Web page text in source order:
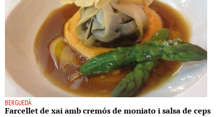
BERGUEDÀ
Farcellet de xai amb cremós de moniato i salsa de ceps